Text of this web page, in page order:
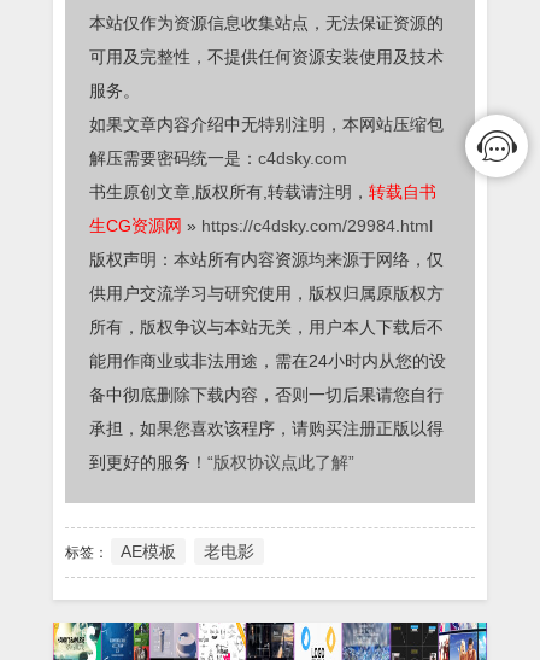
本站仅作为资源信息收集站点，无法保证资源的
可用及完整性，不提供任何资源安装使用及技术
服务。
如果文章内容介绍中无特别注明，本网站压缩包
解压需要密码统一是： c4dsky.com
书生原创文章,版权所有,转载请注明， 转载自书
生CG资源网 » https://c4dsky.com/29984.html
版权声明：本站所有内容资源均来源于网络，仅
供用户交流学习与研究使用，版权归属原版权方
所有，版权争议与本站无关，用户本人下载后不
能用作商业或非法用途，需在24小时内从您的设
备中彻底删除下载内容，否则一切后果请您自行
承担，如果您喜欢该程序，请购买注册正版以得
到更好的服务！ “版权协议点此了解”
标签： AE模板 老电影